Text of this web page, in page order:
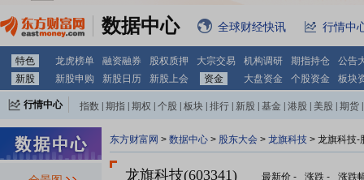
数据中心 全球财经快讯 行情中
特色 龙虎榜单 融资融券 股权质押 大宗交易 机构调研 期指持仓
公告
新股
新股申购 新股日历 新股上会 资金 大盘资金 个股资金 板块
行情中心 指数 期指 期权 个股 板块 排行 新股 基金 港股 美股 期货
东方财富网 > 数据中心 > 股东大会 > 龙旗科技 > 龙旗科技-
龙旗科技(603341) 最新价 - 涨跌 - 涨跌